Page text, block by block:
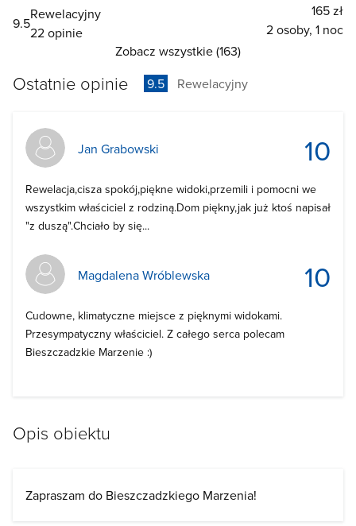
9.5
Rewelacyjny
22 opinie
165 zł
2 osoby, 1 noc
Zobacz wszystkie (163)
Ostatnie opinie 9.5 Rewelacyjny
10
Jan Grabowski
Rewelacja,cisza spokój,piękne widoki,przemili i pomocni we
wszystkim właściciel z rodziną.Dom piękny,jak już ktoś napisał
"z duszą".Chciało by się...
10
Magdalena Wróblewska
Cudowne, klimatyczne miejsce z pięknymi widokami.
Przesympatyczny właściciel. Z całego serca polecam
Bieszczadzkie Marzenie :)
Opis obiektu
Zapraszam do Bieszczadzkiego Marzenia!